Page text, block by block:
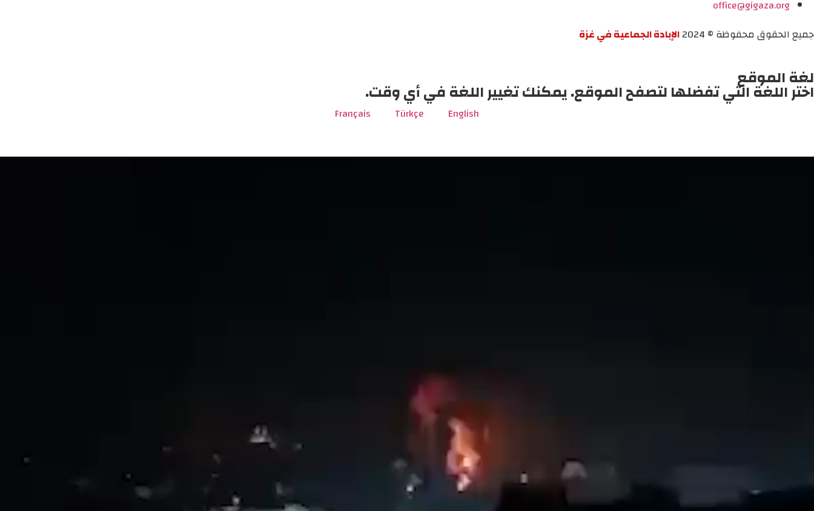
office@gigaza.org
جميع الحقوق محفوظة © 2024
الإبادة الجماعية في غزة
لغة الموقع
اختر اللغة التي تفضلها لتصفح الموقع. يمكنك تغيير اللغة في أي وقت.
English
Türkçe
Français